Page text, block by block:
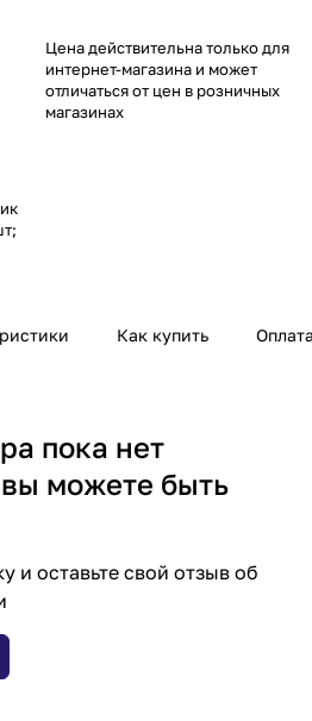
Цена действительна только для
интернет-магазина и может
отличаться от цен в розничных
магазинах
Как купить
пока нет
можете быть
и оставьте свой отзыв об